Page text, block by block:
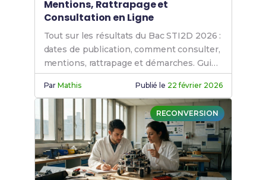
Mentions, Rattrapage et
Consultation en Ligne
Tout sur les résultats du Bac STI2D 2026 :
dates de publication, comment consulter,
mentions, rattrapage et démarches. Guide
complet officiel.
ParMathis Publié le 22 février 2026
RECONVERSION